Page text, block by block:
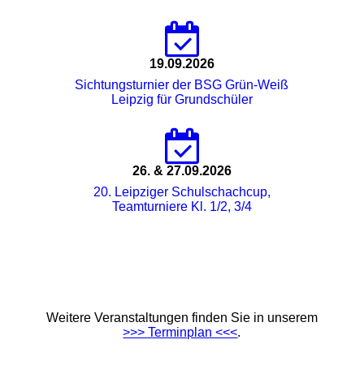
19.09.2026
Sichtungsturnier der BSG Grün-Weiß
Leipzig für Grundschüler
26. & 27.09.2026
20. Leipziger Schulschachcup,
Teamturniere Kl. 1/2, 3/4
Weitere Veranstaltungen finden Sie in unserem
>>> Terminplan <<<.